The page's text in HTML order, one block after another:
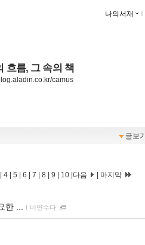
나의서재 ｌ
흐름, 그 속의 책
camus
글보기
4 5 6 7 8 9 10 다음 마지막
한 ... ｌ 비연수다